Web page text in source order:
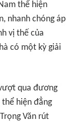
thể hiện
nhanh chóng áp
vị thế của
có một kỳ giải
qua đương
thể hiện đẳng
Văn rút